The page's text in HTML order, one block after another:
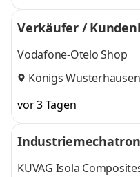
Verkäufer /
Vodafone-Otelo Shop
Königs Wusterhausen
vor 3 Tagen
KUVAG Isola